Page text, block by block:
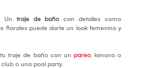
Untraje de baño con detalles como
florales puede darte un look femenino y
tu traje de baño con unpareo, kimono o
o una pool party.